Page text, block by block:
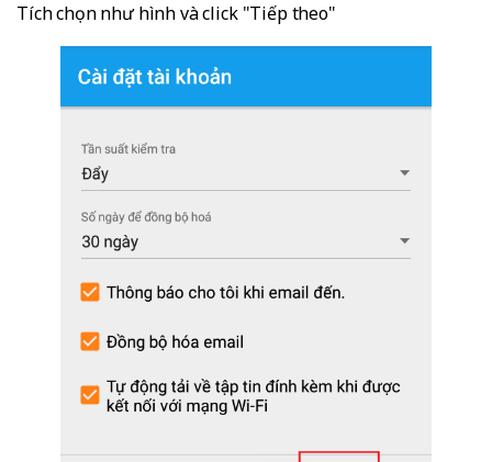
Tích chọn như hình và click "Tiếp theo"